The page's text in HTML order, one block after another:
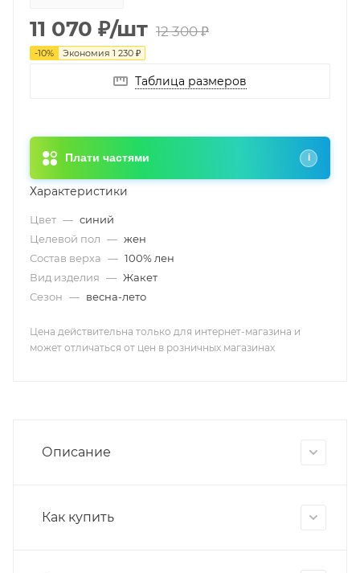
11 070 ₽/шт 12 300₽
-10% Экономия 1 230 ₽
Таблица размеров
Плати частями i
Характеристики
Цвет — синий
Целевой пол — жен
Состав верха — 100% лен
Вид изделия — Жакет
Сезон — весна-лето
Цена действительна только для интернет-магазина и
может отличаться от цен в розничных магазинах
Описание
Как купить